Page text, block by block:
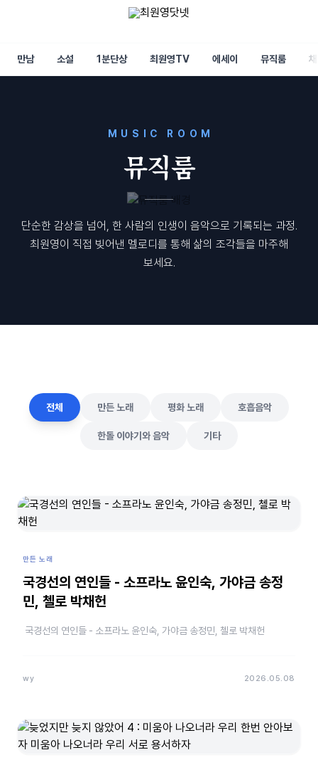
만남 소설 1분단상 최원영TV 에세이 뮤직룸
MUSIC ROOM
뮤직룸
단순한 감상을 넘어, 한 사람의 인생이 음악으로 기록되는 과정.
최원영이 직접 빚어낸 멜로디를 통해 삶의 조각들을 마주해
보세요.
전체 만든 노래 평화 노래 호흡음악
한돌 이야기와 음악 기타
만든 노래
국경선의 연인들 - 소프라노 윤인숙, 가야금 송정
민, 첼로 박채헌
국경선의 연인들 - 소프라노 윤인숙, 가야금 송정민, 첼로 박채헌
wy 2026.05.08